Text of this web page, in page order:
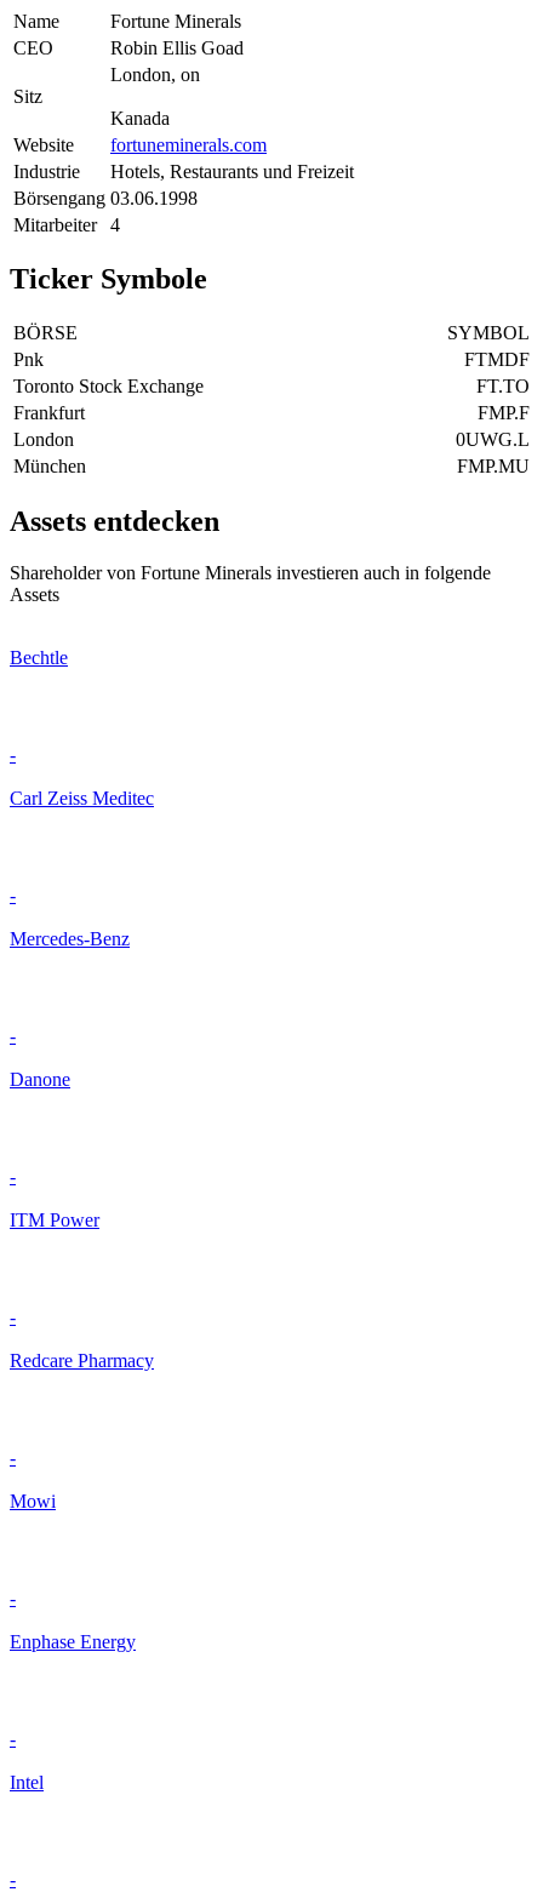
Name
Fortune Minerals
CEO
Robin Ellis Goad
Sitz
London, on
Kanada
Website
fortuneminerals.com
Industrie
Hotels, Restaurants und Freizeit
Börsengang 03.06.1998
Mitarbeiter
4
Ticker Symbole
BÖRSE
SYMBOL
Pnk
FTMDF
Toronto Stock Exchange
FT.TO
Frankfurt
FMP.F
London
0UWG.L
München
FMP.MU
Assets entdecken
Shareholder von Fortune Minerals investieren auch in folgende
Assets
Bechtle
-
Carl Zeiss Meditec
-
Mercedes-Benz
-
Danone
-
ITM Power
-
Redcare Pharmacy
-
Mowi
-
Enphase Energy
-
Intel
-